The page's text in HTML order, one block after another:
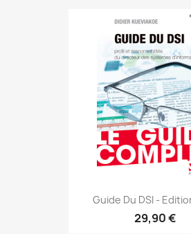
Guide Du DSI -
29,90 €